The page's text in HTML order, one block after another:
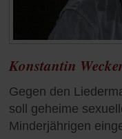
Konstantin
Gegen den
soll geheime
Minderjährigen